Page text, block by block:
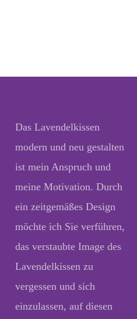
Das Lavendelkissen
modern und neu gestalten
ist mein Anspruch und
meine Motivation. Durch
ein zeitgemäßes Design
möchte ich Sie verführen,
das verstaubte Image des
Lavendelkissen zu
vergessen und sich
einzulassen, auf diesen